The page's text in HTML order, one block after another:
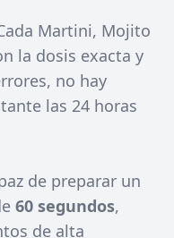
Martini, Mojito
la dosis exacta y
no hay
las 24 horas
de preparar un
60 segundos,
de alta